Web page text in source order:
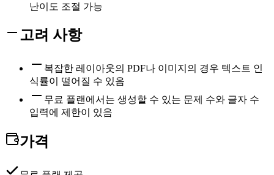
난이도 조절 가능
고려 사항
복잡한 레이아웃의 PDF나 이미지의 경우 텍스트 인
식률이 떨어질 수 있음
무료 플랜에서는 생성할 수 있는 문제 수와 글자 수
입력에 제한이 있음
가격